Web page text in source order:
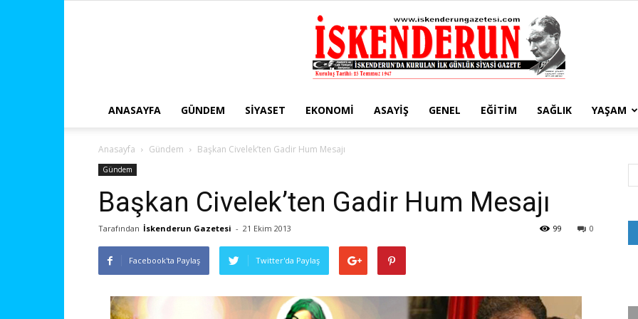
ANASAYFA GÜNDEM SIYASET EKONOMI ASAYIŞ GENEL EĞITIM SAĞLIK YAŞAM
Anasayfa Gündem Başkan Civelek’ten Gadir Hum Mesajı
Gündem
Başkan Civelek’ten Gadir Hum Mesajı
Tarafından İskenderun Gazetesi - 21 Ekim 2013 0
99
Facebook'ta Paylaş Twitter'da Paylaş